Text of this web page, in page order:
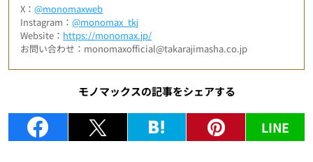
X：@monomaxweb
Instagram：@monomax_tkj
Website： https://monomax.jp/
お問い合わせ：monomaxofficial@takarajimasha.co.jp
モノマックスの記事をシェアする
LINE